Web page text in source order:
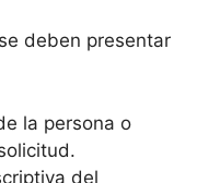
deben presentar
la persona o
del